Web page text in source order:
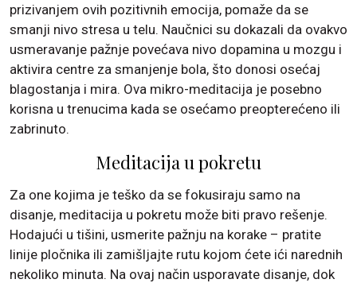
prizivanjem ovih pozitivnih emocija, pomaže da se
smanji nivo stresa u telu. Naučnici su dokazali da ovakvo
usmeravanje pažnje povećava nivo dopamina u mozgu i
aktivira centre za smanjenje bola, što donosi osećaj
blagostanja i mira. Ova mikro-meditacija je posebno
korisna u trenucima kada se osećamo preopterećeno ili
zabrinuto.
Meditacija u pokretu
Za one kojima je teško da se fokusiraju samo na
disanje, meditacija u pokretu može biti pravo rešenje.
Hodajući u tišini, usmerite pažnju na korake – pratite
linije pločnika ili zamišljajte rutu kojom ćete ići narednih
nekoliko minuta. Na ovaj način usporavate disanje, dok